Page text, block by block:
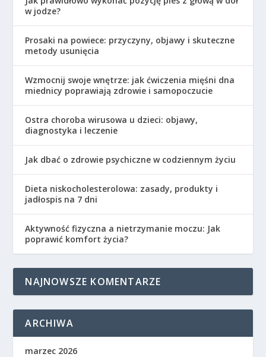
w jodze?
Prosaki na powiece: przyczyny, objawy i skuteczne
metody usunięcia
Wzmocnij swoje wnętrze: jak ćwiczenia mięśni dna
miednicy poprawiają zdrowie i samopoczucie
Ostra choroba wirusowa u dzieci: objawy,
diagnostyka i leczenie
Jak dbać o zdrowie psychiczne w codziennym życiu
Dieta niskocholesterolowa: zasady, produkty i
jadłospis na 7 dni
Aktywność fizyczna a nietrzymanie moczu: Jak
poprawić komfort życia?
NAJNOWSZE KOMENTARZE
ARCHIWA
marzec 2026